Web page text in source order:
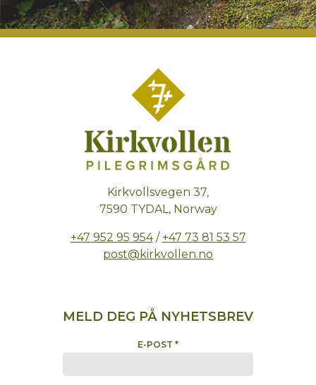
Kirkvollsvegen 37,
7590 TYDAL, Norway
+47 952 95 954/ +47 73 81 53 57
post@kirkvollen.no
MELD DEG PÅ NYHETSBREV
E-POST *